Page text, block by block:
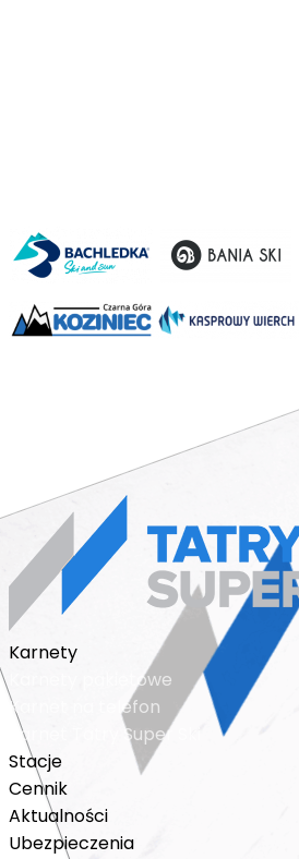
Karnety
Karnety pakietowe
Karnet na telefon
Karnet Tatry Super Ski
Stacje
Cennik
Aktualności
Ubezpieczenia